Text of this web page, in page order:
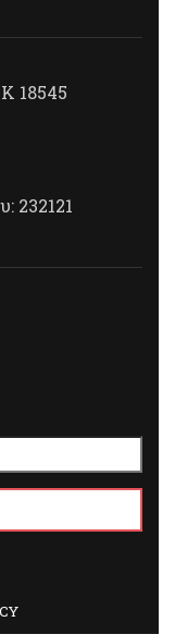
18545
232121